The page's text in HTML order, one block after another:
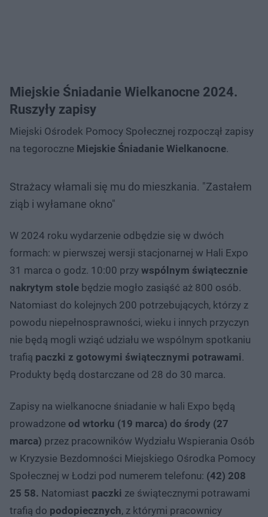
Miejskie Śniadanie Wielkanocne 2024.
Ruszyły zapisy
Miejski Ośrodek Pomocy Społecznej rozpoczął zapisy
na tegoroczne Miejskie Śniadanie Wielkanocne.
Strażacy włamali się mu do mieszkania. "Zastałem
ziąb i wyłamane okno"
W 2024 roku wydarzenie odbędzie się w dwóch
formach: w pierwszej wersji stacjonarnej w Hali Expo
31 marca o godz. 10:00 przy wspólnym świątecznie
nakrytym stole będzie mogło zasiąść aż 800 osób.
Natomiast do kolejnych 200 potrzebujących, którzy z
powodu niepełnosprawności, wieku i innych przyczyn
nie będą mogli wziąć udziału we wspólnym spotkaniu
trafią paczki z gotowymi świątecznymi potrawami.
Produkty będą dostarczane od 28 do 30 marca.
Zapisy na wielkanocne śniadanie w hali Expo będą
prowadzone od wtorku (19 marca) do środy (27
marca) przez pracowników Wydziału Wspierania Osób
w Kryzysie Bezdomności Miejskiego Ośrodka Pomocy
Społecznej w Łodzi pod numerem telefonu: (42) 208
25 58. Natomiast paczki ze świątecznymi potrawami
trafią do podopiecznych, z którymi pracownicy